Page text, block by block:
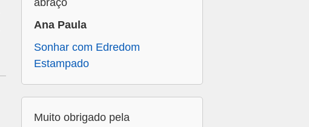
abraço
Ana Paula
Sonhar com Edredom
Estampado
Muito obrigado pela